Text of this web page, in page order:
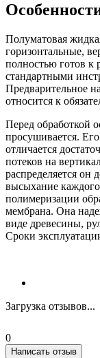
Полуматовая
горизонтальные,
полностью готов к
стандартными
Предварительное
относится к
Перед обработкой
просушивается.
отличается
потеков на
распределяется он
высыхание каждого
полимеризации
мембрана. Она
виде древесины,
Сроки
Загрузка отзывов...
0
Написать отзыв